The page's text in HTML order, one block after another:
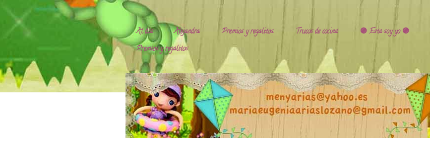
Al día Alejandra. Premios y regalitos. Trucos de cocina. 🟣 Esta soy yo 🟣
Premios y regalitos.